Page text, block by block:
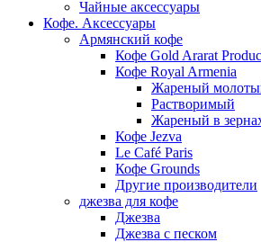
Чайные аксессуары
Кофе. Аксессуары
Армянский кофе
Кофе Gold Ararat
Кофе Royal Armenia
Жареный
Растворимый
Жареный в
Кофе Jezva
Le Café Paris
Кофе Grounds
Другие производители
джезва для кофе
Джезва
Джезва с песком